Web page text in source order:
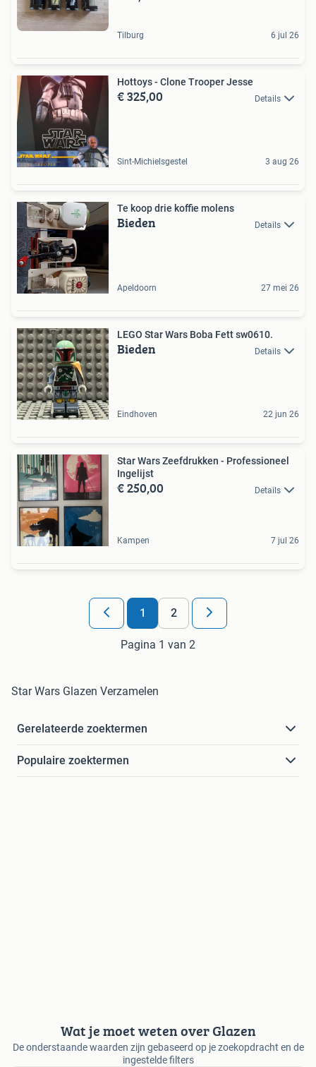
Tilburg 6 jul 26
Hottoys - Clone Trooper Jesse
€ 325,00 Details
Sint-Michielsgestel 3 aug 26
Te koop drie koffie molens
Bieden Details
Apeldoorn 27 mei 26
LEGO Star Wars Boba Fett sw0610.
Bieden Details
Eindhoven 22 jun 26
Star Wars Zeefdrukken - Professioneel
Ingelijst
€ 250,00 Details
Kampen 7 jul 26
1 2
Pagina 1 van 2
Star Wars Glazen Verzamelen
Gerelateerde zoektermen
Populaire zoektermen
Wat je moet weten over Glazen
De onderstaande waarden zijn gebaseerd op je zoekopdracht en de
ingestelde filters